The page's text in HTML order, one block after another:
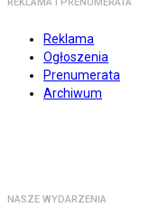
Reklama
Ogłoszenia
Prenumerata
Archiwum
NASZE WYDARZENIA